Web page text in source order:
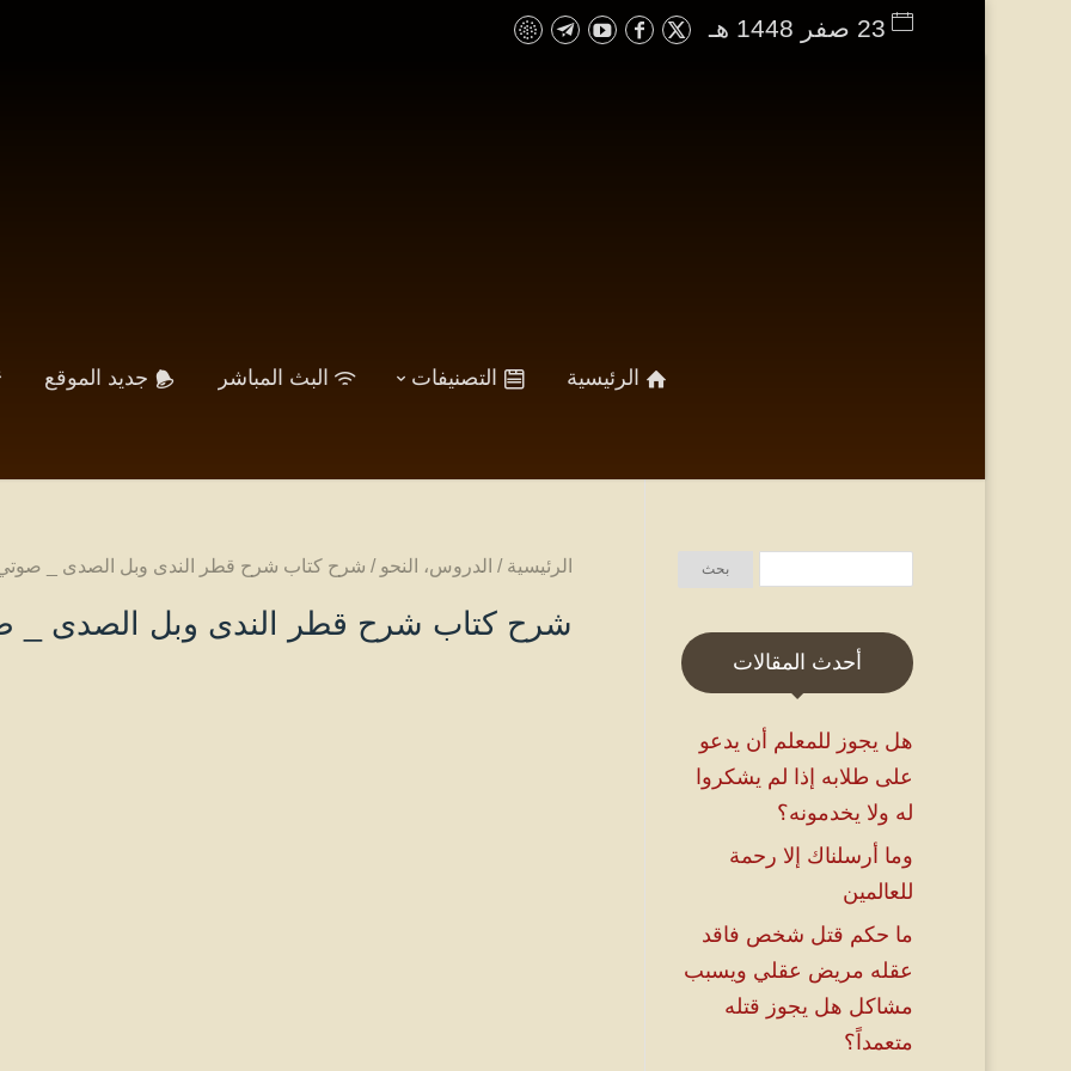
23 صفر 1448 هـ
الرئيسية التصنيفات البث المباشر جديد الموقع
الرئيسية / الدروس، النحو / شرح كتاب شرح قطر الندى وبل الصدى _
شرح كتاب شرح قطر الندى وبل الصدى _
أحدث المقالات
هل يجوز للمعلم أن يدعو
على طلابه إذا لم يشكروا
له ولا يخدمونه؟
وما أرسلناك إلا رحمة
للعالمين
ما حكم قتل شخص فاقد
عقله مريض عقلي ويسبب
مشاكل هل يجوز قتله
متعمداً؟